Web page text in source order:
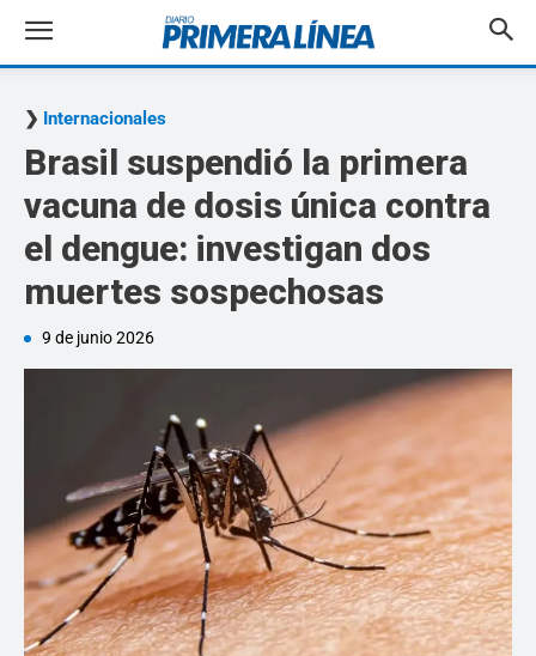
Internacionales
Brasil suspendió la primera
vacuna de dosis única contra
el dengue: investigan dos
muertes sospechosas
9 de junio 2026